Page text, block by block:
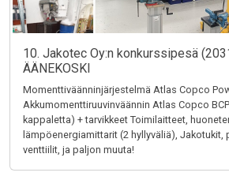
10. Jakotec Oy:n konkurssipesä
ÄÄNEKOSKI
Momenttiväänninjärjestelmä Atlas Copco
Akkumomenttiruuvinväännin Atlas Copco
kappaletta) + tarvikkeet Toimilaitteet,
lämpöenergiamittarit (2 hyllyväliä),
venttiilit, ja paljon muuta!